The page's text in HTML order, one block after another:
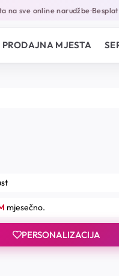
na sve online narudžbe•
PRODAJNA MJESTA
mjesečno.
PERSONALIZACIJA